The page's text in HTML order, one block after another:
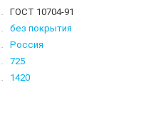
ГОСТ 10704-91
без покрытия
Россия
725
1420